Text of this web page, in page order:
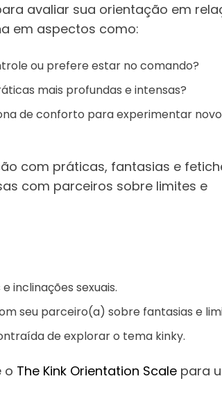
avaliar sua orientação em
em aspectos como:
ou prefere estar no comando?
mais profundas e intensas?
de conforto para experimentar
com práticas, fantasias e
com parceiros sobre limites e
inclinações sexuais.
seu parceiro(a) sobre fantasias e
de explorar o tema kinky.
o The Kink Orientation Scale para